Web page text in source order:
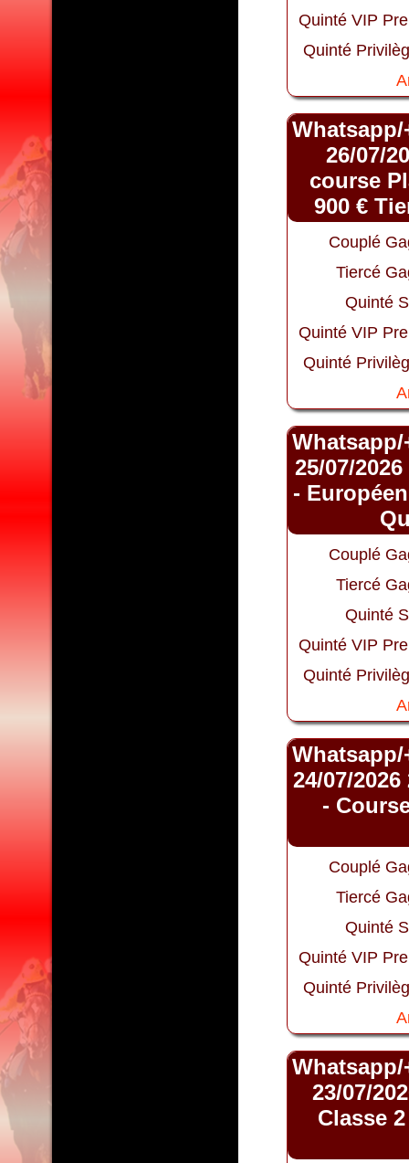
Quinté VIP
Quinté
Whatsapp/
26/07/
course
900 €
Couplé
Tiercé
Quinté
Quinté VIP
Quinté
Whatsapp/
25/07/
-
Couplé
Tiercé
Quinté
Quinté VIP
Quinté
Whatsapp/
24/07/
-
Couplé
Tiercé
Quinté
Quinté VIP
Quinté
Whatsapp/
23/07/
Classe